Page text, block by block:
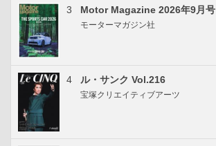
3 Motor Magazine 2026年9月号
モーターマガジン社
4 ル・サンク Vol.216
宝塚クリエイティブアーツ